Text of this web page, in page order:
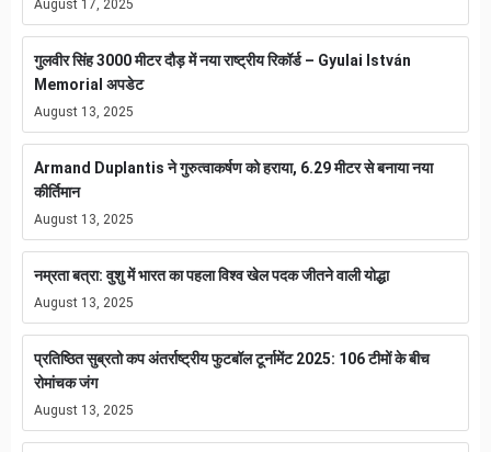
August 17, 2025
गुलवीर सिंह 3000 मीटर दौड़ में नया राष्ट्रीय रिकॉर्ड – Gyulai István
Memorial अपडेट
August 13, 2025
Armand Duplantis ने गुरुत्वाकर्षण को हराया, 6.29 मीटर से बनाया नया
कीर्तिमान
August 13, 2025
नम्रता बत्रा: वुशु में भारत का पहला विश्व खेल पदक जीतने वाली योद्धा
August 13, 2025
प्रतिष्ठित सुब्रतो कप अंतर्राष्ट्रीय फुटबॉल टूर्नामेंट 2025: 106 टीमों के बीच
रोमांचक जंग
August 13, 2025